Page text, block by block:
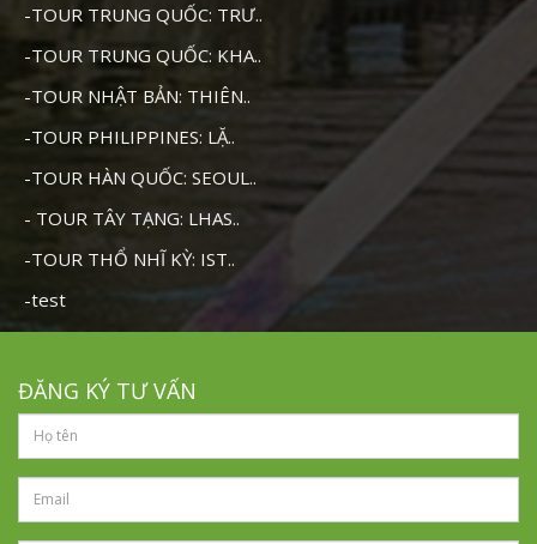
-TOUR TRUNG QUỐC: TRƯ..
-TOUR TRUNG QUỐC: KHA..
-TOUR NHẬT BẢN: THIÊN..
-TOUR PHILIPPINES: LẶ..
-TOUR HÀN QUỐC: SEOUL..
- TOUR TÂY TẠNG: LHAS..
-TOUR THỔ NHĨ KỲ: IST..
-test
ĐĂNG KÝ TƯ VẤN